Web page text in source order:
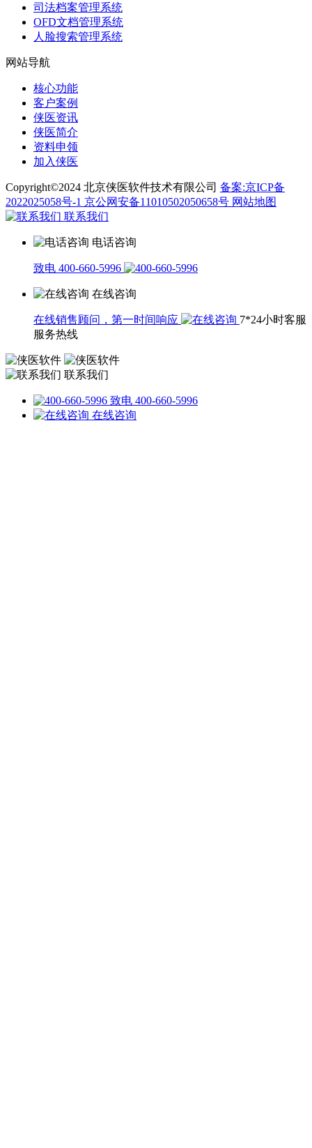
司法档案管理系统
OFD文档管理系统
人脸搜索管理系统
网站导航
核心功能
客户案例
侠医资讯
侠医简介
资料申领
加入侠医
Copyright©2024 北京侠医软件技术有限公司 备案:京ICP备
2022025058号-1 京公网安备11010502050658号 网站地图
联系我们
电话咨询
致电 400-660-5996
在线咨询
在线销售顾问，第一时间响应
7*24小时客服
服务热线
联系我们
致电 400-660-5996
在线咨询